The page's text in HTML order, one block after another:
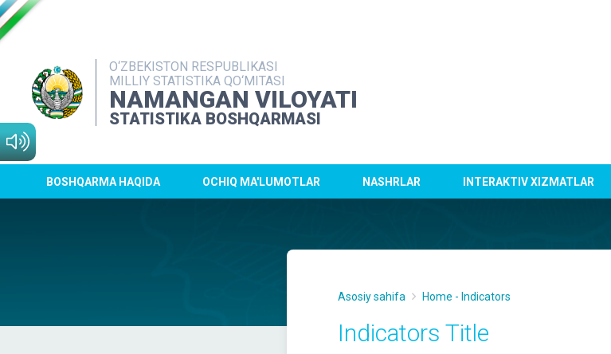
O‘ZBEKISTON RESPUBLIKASI
MILLIY STATISTIKA QO‘MITASI
NAMANGAN VILOYATI
STATISTIKA BOSHQARMASI
BOSHQARMA HAQIDA OCHIQ MA'LUMOTLAR NASHRLAR INTERAKTIV XIZMATLAR
Asosiy sahifa Home - Indicators
Indicators Title